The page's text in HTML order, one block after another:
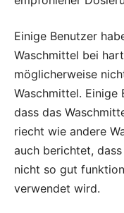
Einige Benutzer
Waschmittel bei
möglicherweise
Waschmittel. Einige
dass das
riecht wie andere
auch berichtet,
nicht so gut
verwendet wird.